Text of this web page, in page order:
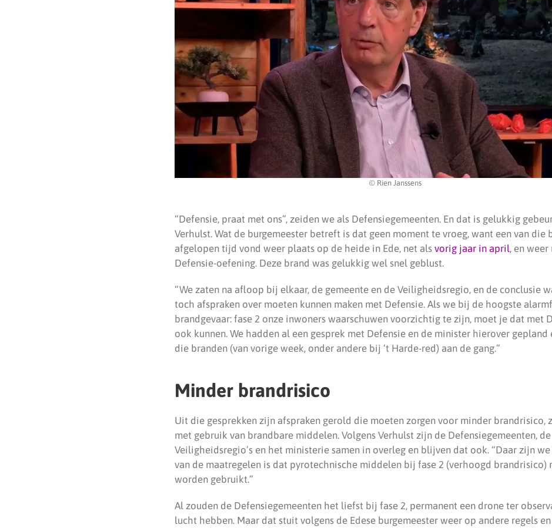
© Rien Janssens
“Defensie, praat met ons”, zeiden we als Defensiegemeenten. En dat is gelukkig
Verhulst. Wat de burgemeester betreft is dat geen moment te vroeg, want een van die
afgelopen tijd vond weer plaats op de heide in Ede, net als vorig jaar in april, en
Defensie-oefening. Deze brand was gelukkig wel snel geblust.
“We zaten na afloop bij elkaar, de gemeente en de Veiligheidsregio, en de conclusie
toch afspraken over moeten kunnen maken met Defensie. Als we bij de hoogste
brandgevaar: fase 2 onze inwoners waarschuwen voorzichtig te zijn, moet je dat met
ook kunnen. We hadden al een gesprek met Defensie en de minister hierover gepland
die branden (van vorige week, onder andere bij ‘t Harde-red) aan de gang.”
Minder brandrisico
Uit die gesprekken zijn afspraken gerold die moeten zorgen voor minder brandrisico,
met gebruik van brandbare middelen. Volgens Verhulst zijn de Defensiegemeenten, de
Veiligheidsregio’s en het ministerie samen in overleg en blijven dat ook. “Daar zijn
van de maatregelen is dat pyrotechnische middelen bij fase 2 (verhoogd brandrisico)
worden gebruikt.”
Al zouden de Defensiegemeenten het liefst bij fase 2, permanent een drone ter
lucht hebben. Maar dat stuit volgens de Edese burgemeester weer op andere regels